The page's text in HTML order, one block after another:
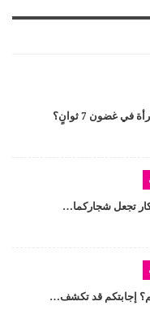
غضون 7 ثوانٍ؟
إجابتكم قد تكشف…